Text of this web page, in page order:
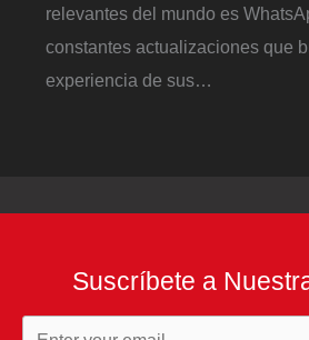
relevantes del mundo es
constantes actualizaciones que
experiencia de sus…
Suscríbete a